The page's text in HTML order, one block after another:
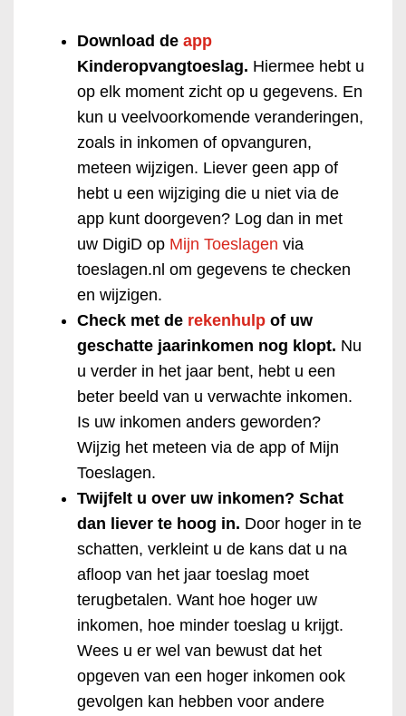
Download de app
Kinderopvangtoeslag. Hiermee hebt u
op elk moment zicht op u gegevens. En
kun u veelvoorkomende veranderingen,
zoals in inkomen of opvanguren,
meteen wijzigen. Liever geen app of
hebt u een wijziging die u niet via de
app kunt doorgeven? Log dan in met
uw DigiD op Mijn Toeslagen via
toeslagen.nl om gegevens te checken
en wijzigen.
Check met de rekenhulp of uw
geschatte jaarinkomen nog klopt. Nu
u verder in het jaar bent, hebt u een
beter beeld van u verwachte inkomen.
Is uw inkomen anders geworden?
Wijzig het meteen via de app of Mijn
Toeslagen.
Twijfelt u over uw inkomen? Schat
dan liever te hoog in. Door hoger in te
schatten, verkleint u de kans dat u na
afloop van het jaar toeslag moet
terugbetalen. Want hoe hoger uw
inkomen, hoe minder toeslag u krijgt.
Wees u er wel van bewust dat het
opgeven van een hoger inkomen ook
gevolgen kan hebben voor andere